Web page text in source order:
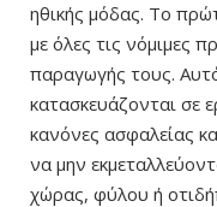
ηθικής μόδας. Το
με όλες τις νόμιμες
παραγωγής τους.
κατασκευάζονται σε
κανόνες ασφαλείας
να μην
χώρας, φύλου ή